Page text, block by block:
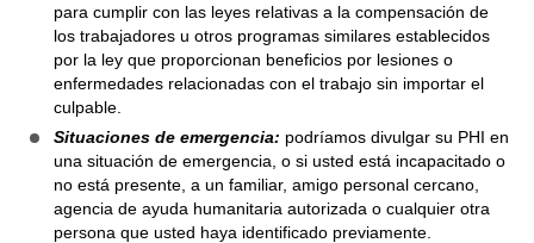
para cumplir con las leyes relativas a la compensación de
los trabajadores u otros programas similares establecidos
por la ley que proporcionan beneficios por lesiones o
enfermedades relacionadas con el trabajo sin importar el
culpable.
Situaciones de emergencia: podríamos divulgar su PHI en
una situación de emergencia, o si usted está incapacitado o
no está presente, a un familiar, amigo personal cercano,
agencia de ayuda humanitaria autorizada o cualquier otra
persona que usted haya identificado previamente.